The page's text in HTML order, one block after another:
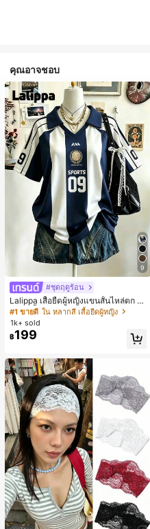
คุณอาจชอบ
9
#ชุดฤดูร้อน
Lalippa เสื้อยืดผู้หญิงแขนสั้นไหล่ตก ค
อวีปกเสื้อ ลายพิมพ์ดิจิทัลลายทาง สไตล์
สปอร์ตแฟชั่นมินิมอล ของขวัญสำหรับเ
พื่อน
#1 ขายดี ใน หลากสี เสื้อยืดผู้หญิง
1k+ sold
฿199
#1 ขายดี
ใน ไม่เป็นทางการ เครื่องประดับผมผู้หญิง